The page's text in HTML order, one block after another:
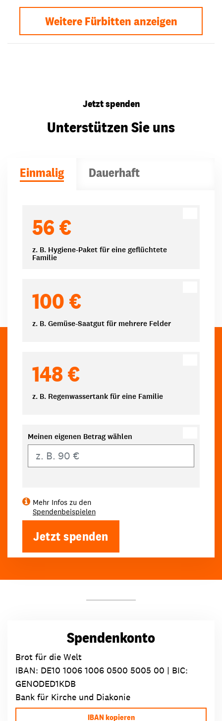
Weitere Fürbitten anzeigen
Jetzt spenden
Unterstützen Sie uns
Einmalig Dauerhaft
56 €
z. B. Hygiene-Paket für eine geflüchtete
Familie
100 €
z. B. Gemüse-Saatgut für mehrere Felder
148 €
z. B. Regenwassertank für eine Familie
Meinen eigenen Betrag wählen
Mehr Infos zu den
Spendenbeispielen
Jetzt spenden
Spendenkonto
Brot für die Welt
IBAN: DE10 1006 1006 0500 5005 00 | BIC:
GENODED1KDB
Bank für Kirche und Diakonie
IBAN kopieren